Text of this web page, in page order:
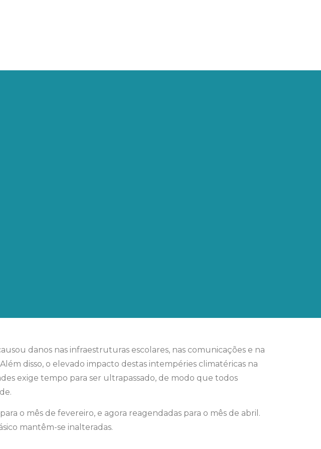
danos nas infraestruturas escolares, nas comunicações e na
disso, o elevado impacto destas intempéries climatéricas na
exige tempo para ser ultrapassado, de modo que todos
o mês de fevereiro, e agora reagendadas para o mês de abril.
mantêm-se inalteradas.